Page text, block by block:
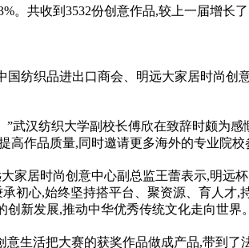
。共收到3532份创意作品,较上一届增长
纺织品进出口商会、明远大家居时尚
武汉纺织大学副校长傅欣在致辞时颇为
作品质量,同时邀请更多海外的专业院
家居时尚创意中心副总监王蕾表示,明远
初心,始终坚持搭平台、聚资源、育人
新发展,推动中华优秀传统文化走向世界。
生活把大赛的获奖作品做成产品,带到